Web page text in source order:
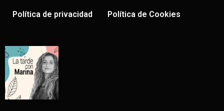
Política de privacidad Política de Cookies